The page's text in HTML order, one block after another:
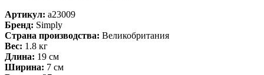
Артикул: a23009
Бренд: Simply
Страна производства: Великобритания
Вес: 1.8 кг
Длина: 19 см
Ширина: 7 см